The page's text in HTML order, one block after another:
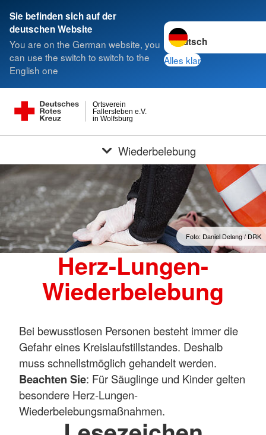
Sie befinden sich auf der
deutschen Website
You are on the German website, you
can use the switch to switch to the
English one
Sprache wechseln zu
Alles klar
in Wolfsburg
Fallersleben e.V.
Ortsverein
Wiederbelebung
Foto: Daniel Delang / DRK
Herz-Lungen-
Wiederbelebung
Bei bewusstlosen Personen besteht immer die
Gefahr eines Kreislaufstillstandes. Deshalb
muss schnellstmöglich gehandelt werden.
Beachten Sie: Für Säuglinge und Kinder gelten
besondere Herz-Lungen-
Wiederbelebungsmaßnahmen.